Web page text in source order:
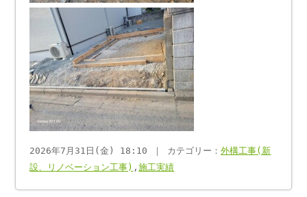
2026年7月31日(金) 18:10 ｜ カテゴリー：外構工事(新
設、リノベーション工事) ,施工実績